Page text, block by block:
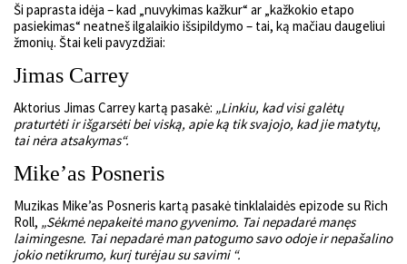
Ši paprasta idėja – kad „nuvykimas kažkur“ ar „kažkokio etapo
pasiekimas“ neatneš ilgalaikio išsipildymo – tai, ką mačiau daugeliui
žmonių. Štai keli pavyzdžiai:
Jimas Carrey
Aktorius Jimas Carrey kartą pasakė: „Linkiu, kad visi galėtų
praturtėti ir išgarsėti bei viską, apie ką tik svajojo, kad jie matytų,
tai nėra atsakymas“.
Mike’as Posneris
Muzikas Mike’as Posneris kartą pasakė tinklalaidės epizode su Rich
Roll, „Sėkmė nepakeitė mano gyvenimo. Tai nepadarė manęs
laimingesne. Tai nepadarė man patogumo savo odoje ir nepašalino
jokio netikrumo, kurį turėjau su savimi “.